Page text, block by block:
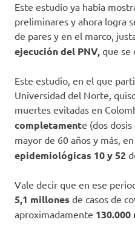
Este estudio ya había
preliminares y ahora logra
de pares y en el marco,
ejecución del PNV, que se
Este estudio, en el que
Universidad del Norte,
muertes evitadas en
completamente (dos
mayor de 60 años y más,
epidemiológicas 10 y 52
Vale decir que en ese
5,1 millones de casos de
aproximadamente